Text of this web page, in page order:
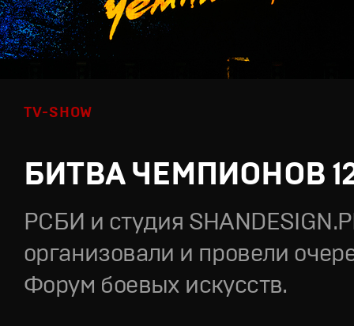
TV-SHOW
БИТВА ЧЕМПИОНОВ
РСБИ и студия
организовали и провели
Форум боевых искусств.